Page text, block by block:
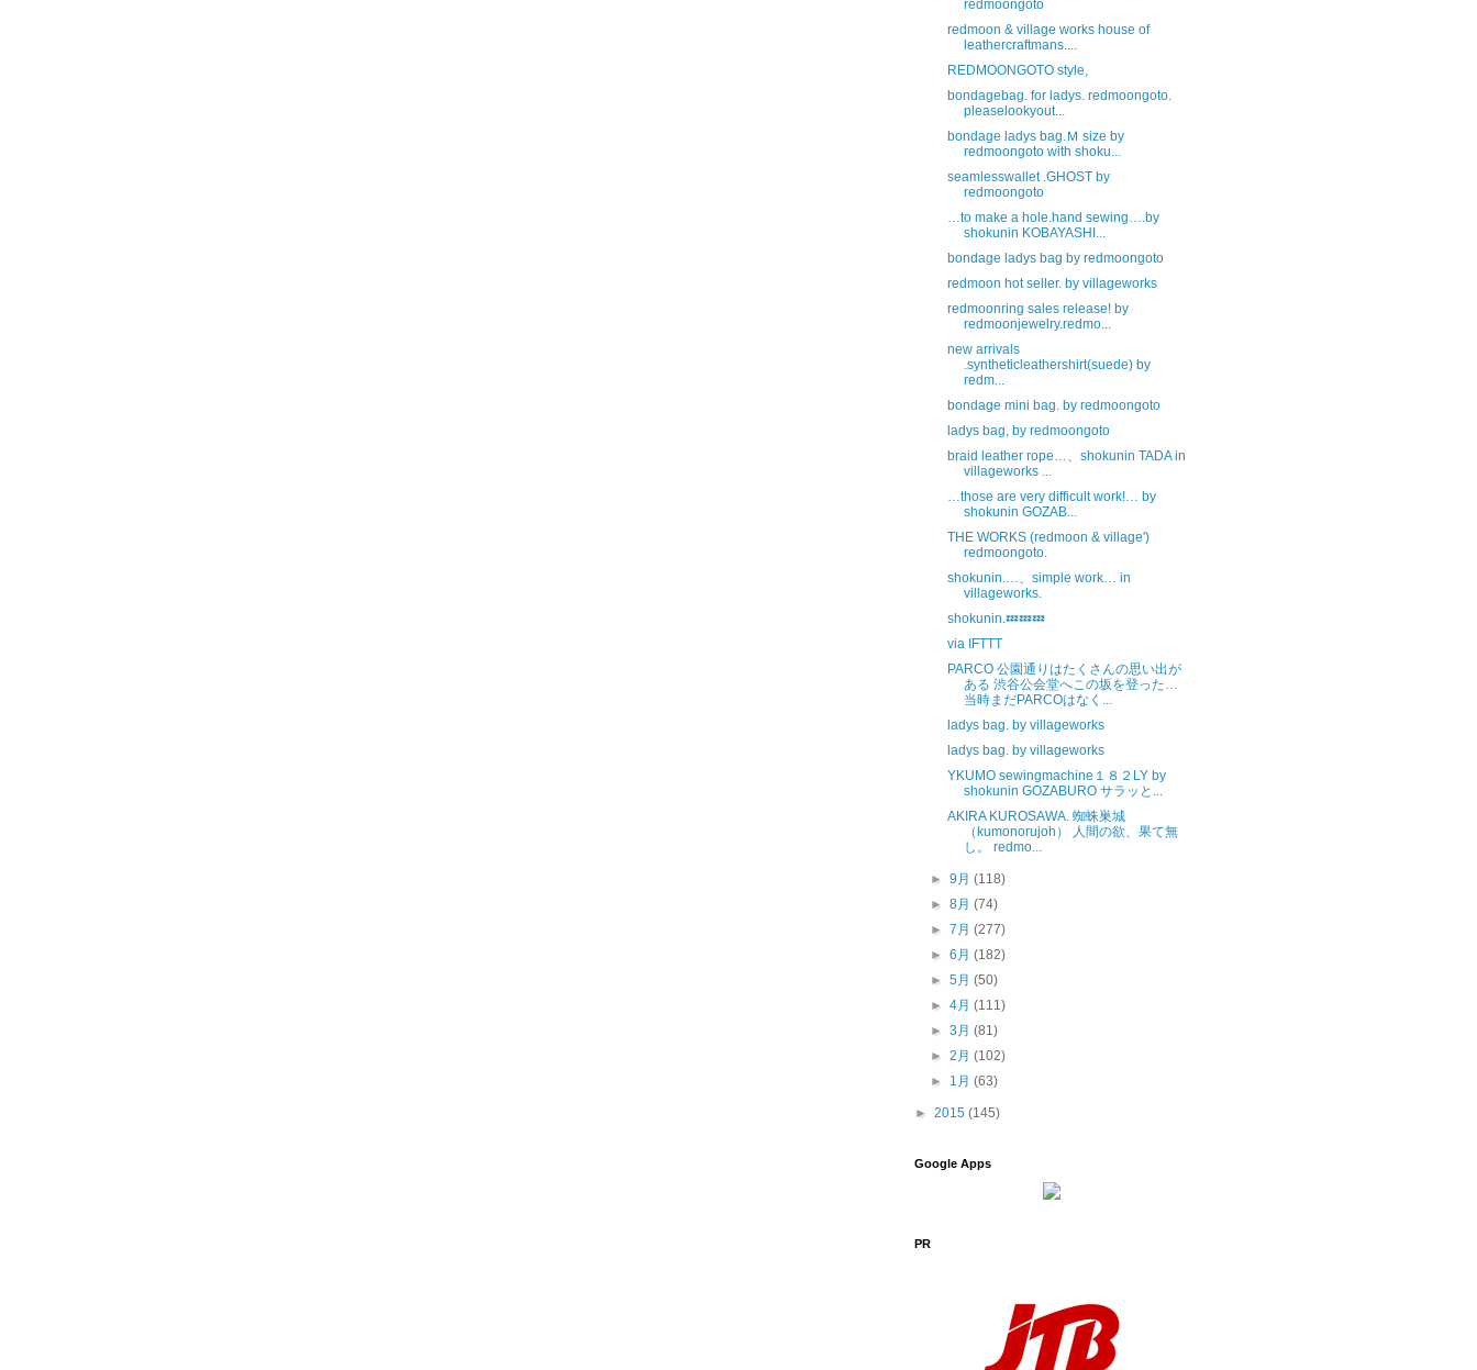
redmoongoto
redmoon & village works house of
leathercraftmans....
REDMOONGOTO style,
bondagebag. for ladys. redmoongoto.
pleaselookyout...
bondage ladys bag.Ｍ size by
redmoongoto with shoku...
seamlesswallet .GHOST by
redmoongoto
…to make a hole.hand sewing….by
shokunin KOBAYASHI...
bondage ladys bag by redmoongoto
redmoon hot seller. by villageworks
redmoonring sales release! by
redmoonjewelry.redmo...
new arrivals
.syntheticleathershirt(suede) by
redm...
bondage mini bag. by redmoongoto
ladys bag, by redmoongoto
braid leather rope…、shokunin TADA in
villageworks ...
…those are very difficult work!… by
shokunin GOZAB...
THE WORKS (redmoon & village')
redmoongoto.
shokunin.…、simple work… in
villageworks.
shokunin.💤💤💤
via IFTTT
PARCO 公園通りはたくさんの思い出が
ある 渋谷公会堂へこの坂を登った…
当時まだPARCOはなく...
ladys bag. by villageworks
ladys bag. by villageworks
YKUMO sewingmachine１８２LY by
shokunin GOZABURO サラッと...
AKIRA KUROSAWA. 蜘蛛巣城
（kumonorujoh） 人間の欲、果て無
し。 redmo...
►9月(118)
►8月(74)
►7月(277)
►6月(182)
►5月(50)
►4月(111)
►3月(81)
►2月(102)
► 1月(63)
► 2015 (145)
Google Apps
PR